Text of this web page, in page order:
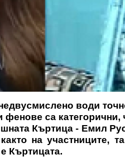
води
са
Къртица - Емил
на участниците,
Къртицата.